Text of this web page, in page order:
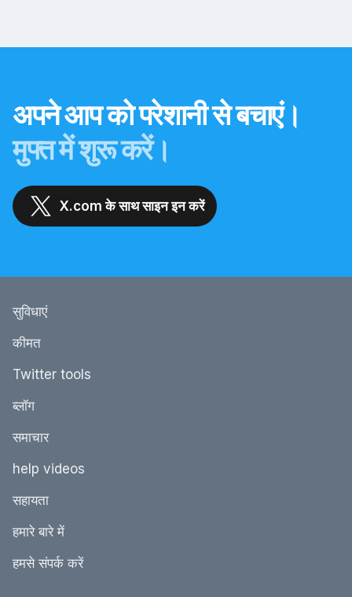
अपने आप को परेशानी से बचाएं।
मुफ्त में शुरू करें।
X.com के साथ साइन इन करें
सुविधाएं
कीमत
Twitter tools
ब्‍लॉग
समाचार
help videos
सहायता
हमारे बारे में
हमसे संपर्क करें